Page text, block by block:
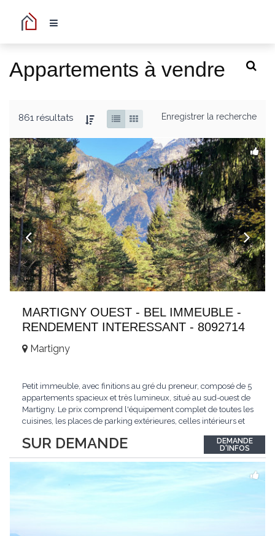
Appartements à vendre
861 résultats Enregistrer la recherche
MARTIGNY OUEST - BEL IMMEUBLE -
RENDEMENT INTERESSANT - 8092714
SUR DEMANDE
Martigny
Petit immeuble, avec finitions au gré du preneur, composé de 5
appartements spacieux et très lumineux, situé au sud-ouest de
Martigny. Le prix comprend l'équipement complet de toutes les
cuisines, les places de parking extérieures, celles intérieurs et
opportunité exclusive avec un rendement intéressant. Plus
d'informations...
DEMANDE
D'INFOS